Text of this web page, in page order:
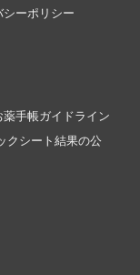
シーポリシー
薬手帳ガイドライン
クシート結果の公